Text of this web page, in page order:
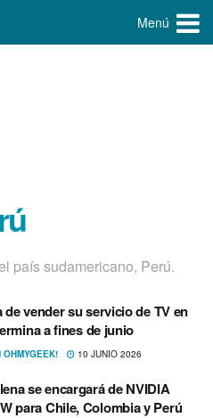
Menú
paí­s sudamericano, Perú.
de vender su servicio de TV en
a fines de junio
OHMYGEEK! 10 JUNIO 2026
se encargará de NVIDIA
para Chile, Colombia y Perú